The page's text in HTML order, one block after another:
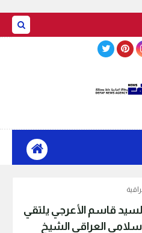
قاسم الأعرجي يلتقي
العراقي الشيخ